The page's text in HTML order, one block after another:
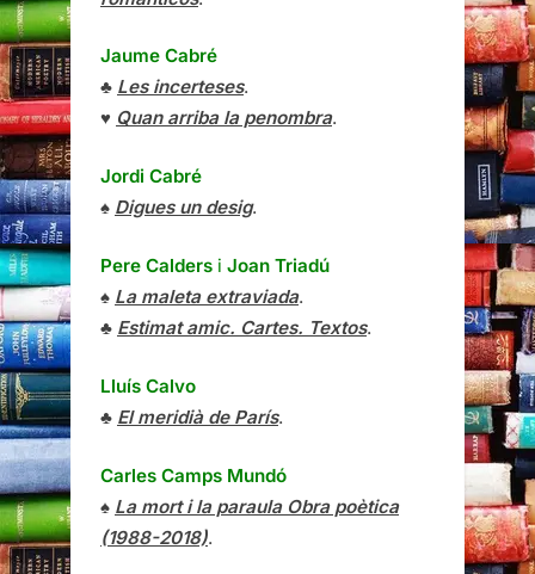
Jaume Cabré
♣ Les incerteses.
♥ Quan arriba la penombra.
Jordi Cabré
♠ Digues un desig.
Pere Calders i Joan Triadú
♠ La maleta extraviada.
♣ Estimat amic. Cartes. Textos.
Lluís Calvo
♣ El meridià de París.
Carles Camps Mundó
♠ La mort i la paraula Obra poètica
(1988-2018).